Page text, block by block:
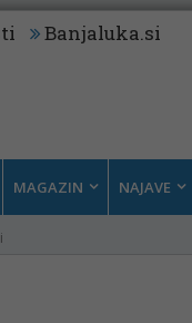
Banjaluka.si
MAGAZIN NAJAVE